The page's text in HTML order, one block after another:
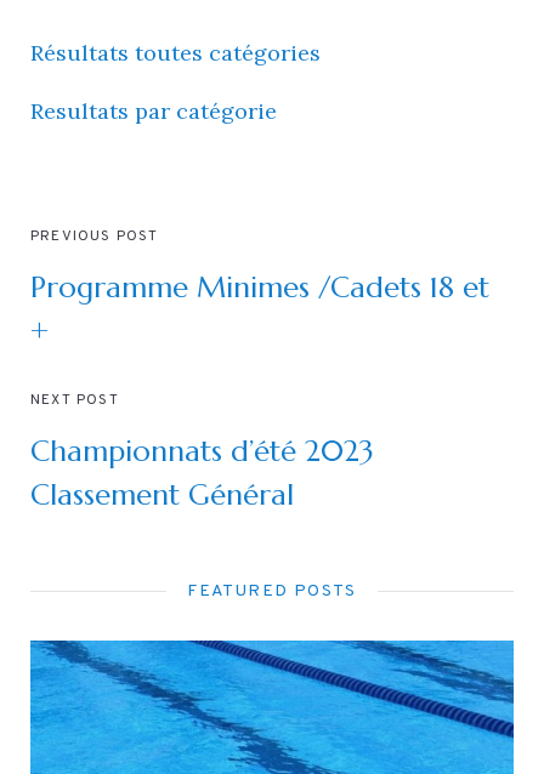
Résultats toutes catégories
Resultats par catégorie
PREVIOUS POST
Programme Minimes /Cadets 18 et
+
NEXT POST
Championnats d’été 2023
Classement Général
FEATURED POSTS
NATATION